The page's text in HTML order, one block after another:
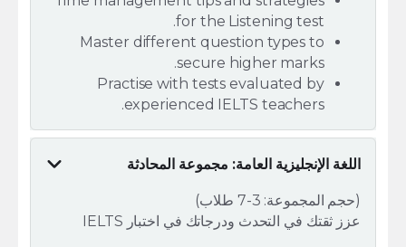
for the Listening test.
Master different question types to
secure higher marks.
Practise with tests evaluated by
experienced IELTS teachers.
اللغة الإنجليزية العامة: مجموعة المحادثة
(حجم المجموعة: 3-7 طلاب)
عزز ثقتك في التحدث ودرجاتك في اختبار IELTS